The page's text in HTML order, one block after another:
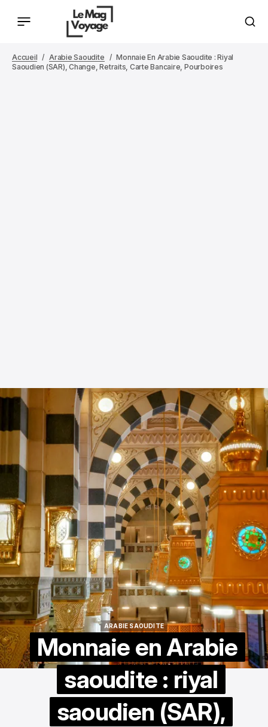
Accueil Arabie Saoudite
Monnaie En Arabie Saoudite : Riyal
Saoudien (SAR), Change, Retraits, Carte Bancaire, Pourboires
ARABIE SAOUDITE
Monnaie en Arabie
saoudite : riyal
saoudien (SAR),